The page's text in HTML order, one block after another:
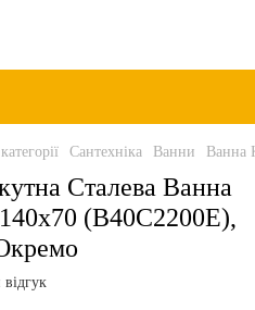
Сантехніка Ванни Ванна
Сталева Ванна
(B40C2200E),